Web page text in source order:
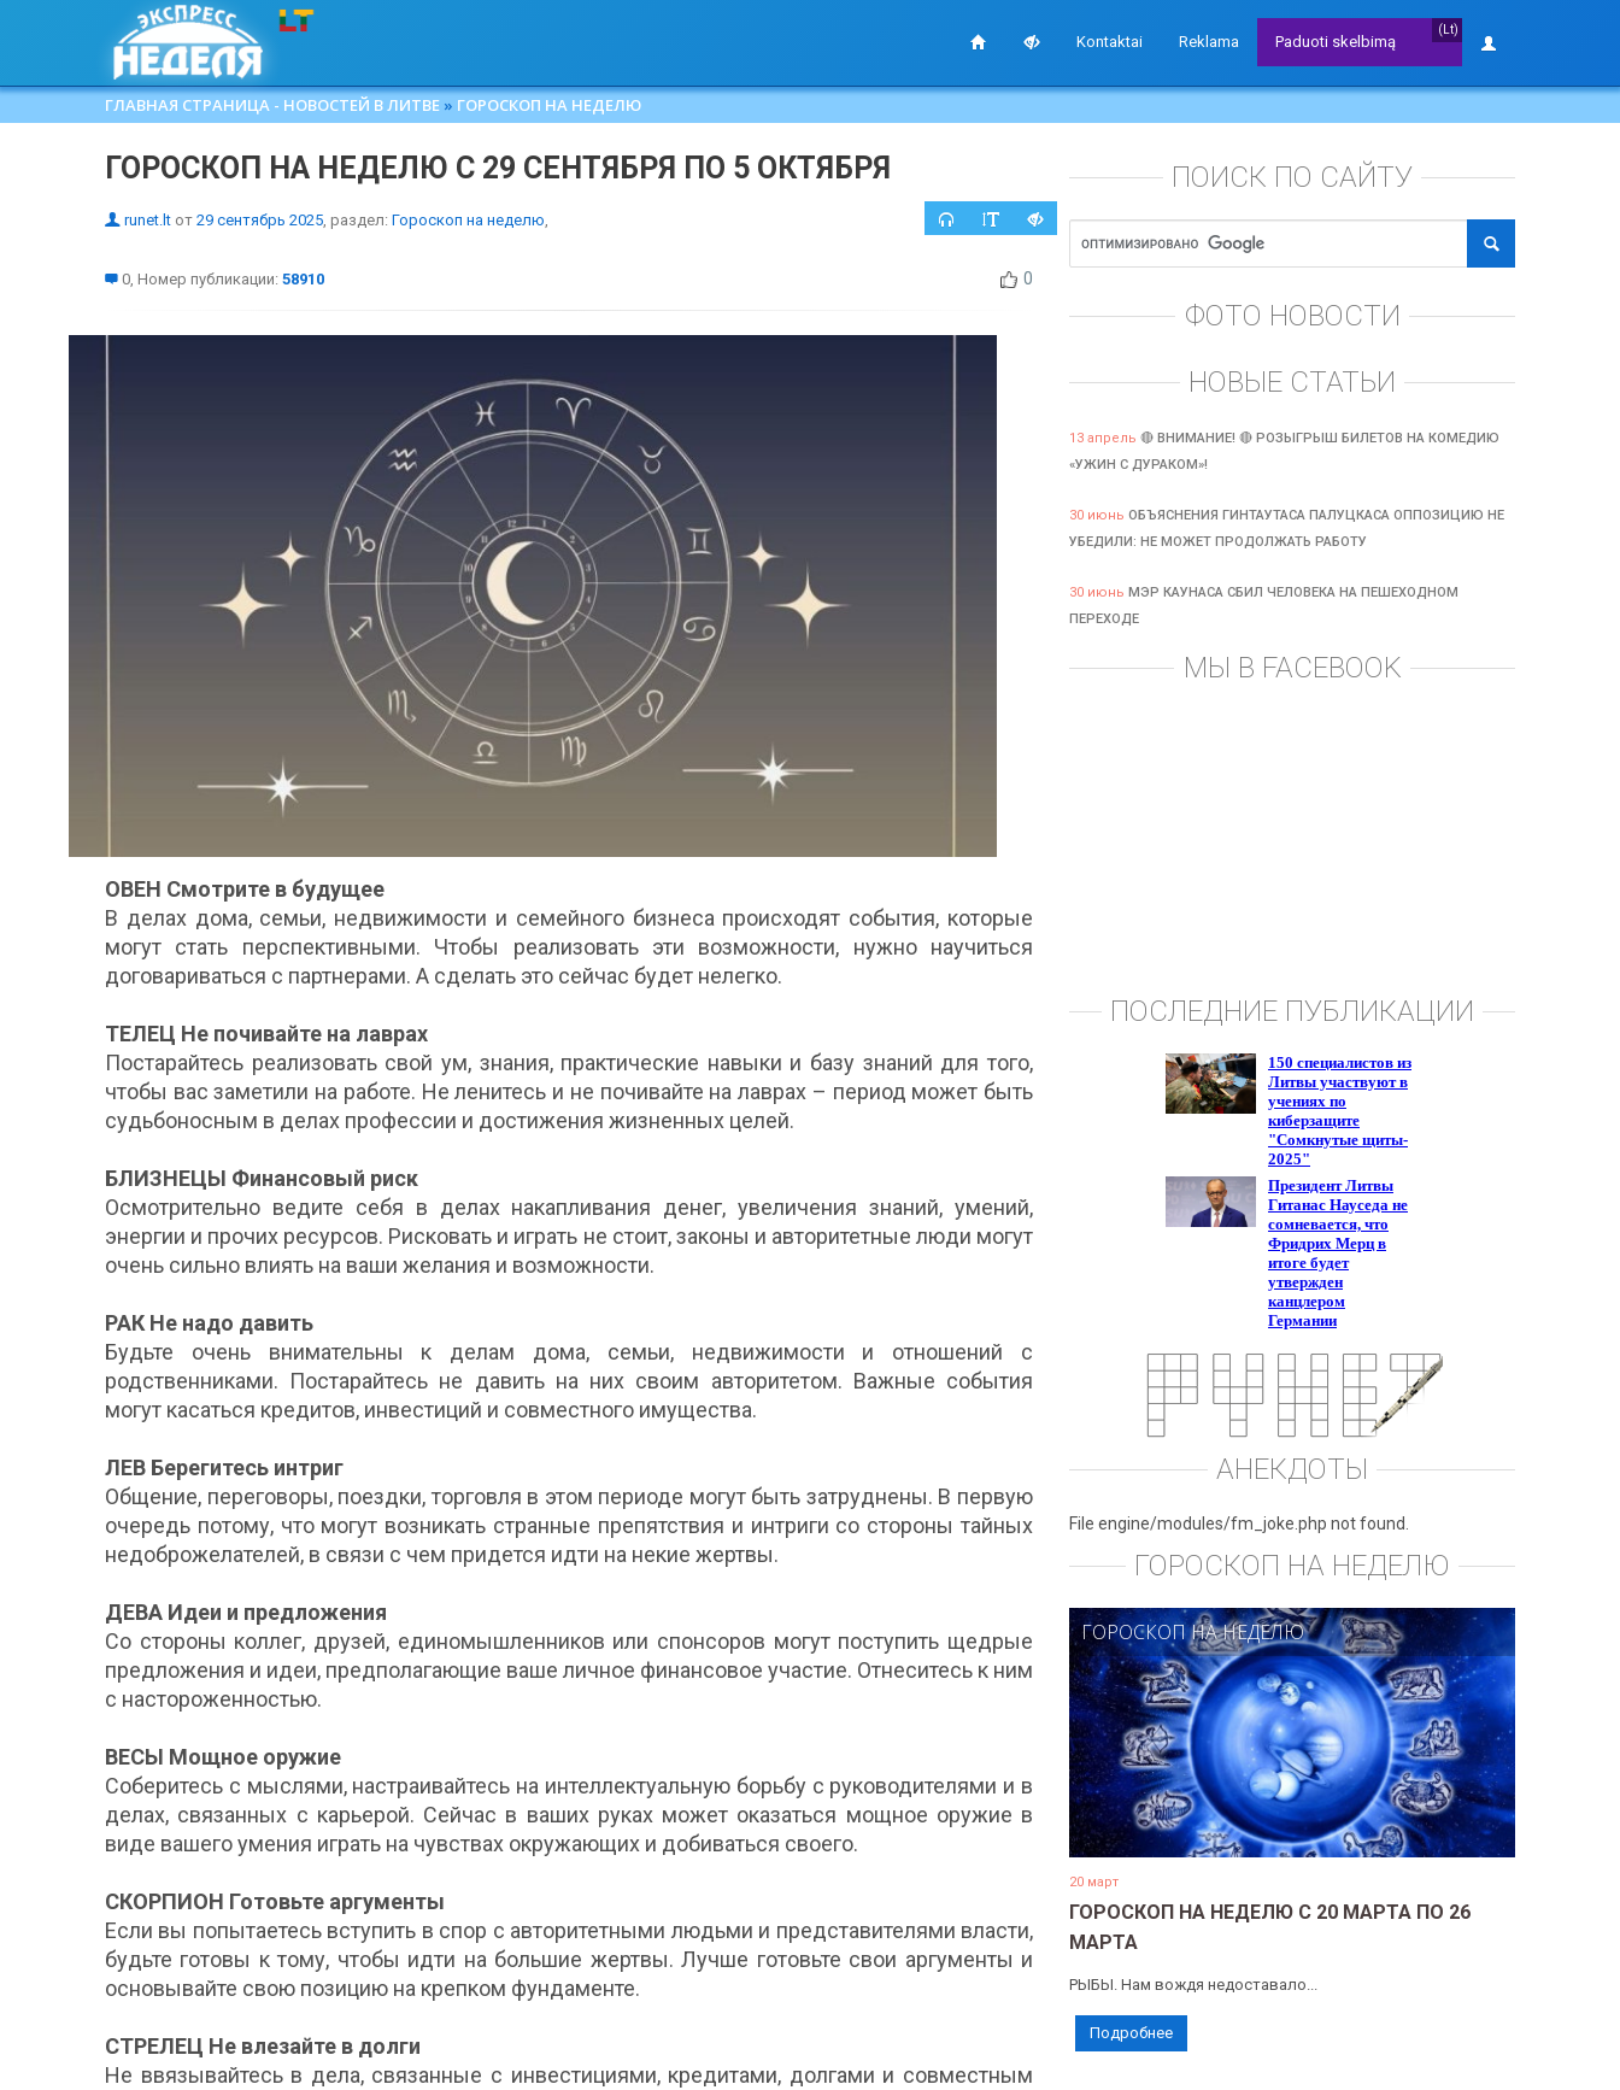
Kontaktai Reklama
(Lt)
Paduoti skelbimą
ГЛАВНАЯ СТРАНИЦА - НОВОСТЕЙ В ЛИТВЕ » ГОРОСКОП НА НЕДЕЛЮ
ГОРОСКОП НА НЕДЕЛЮ С 29 СЕНТЯБРЯ ПО 5 ОКТЯБРЯ
runet.lt от 29 сентябрь 2025, раздел: Гороскоп на неделю,
0, Номер публикации: 58910 0
ОВЕН Смотрите в будущее
В делах дома, семьи, недвижимости и семейного бизнеса происходят события, которые
могут стать перспективными. Чтобы реализовать эти возможности, нужно научиться
договариваться с партнерами. А сделать это сейчас будет нелегко.
ТЕЛЕЦ Не почивайте на лаврах
Постарайтесь реализовать свой ум, знания, практические навыки и базу знаний для того,
чтобы вас заметили на работе. Не ленитесь и не почивайте на лаврах – период может быть
судьбоносным в делах профессии и достижения жизненных целей.
БЛИЗНЕЦЫ Финансовый риск
Осмотрительно ведите себя в делах накапливания денег, увеличения знаний, умений,
энергии и прочих ресурсов. Рисковать и играть не стоит, законы и авторитетные люди могут
очень сильно влиять на ваши желания и возможности.
РАК Не надо давить
Будьте очень внимательны к делам дома, семьи, недвижимости и отношений с
родственниками. Постарайтесь не давить на них своим авторитетом. Важные события
могут касаться кредитов, инвестиций и совместного имущества.
ЛЕВ Берегитесь интриг
Общение, переговоры, поездки, торговля в этом периоде могут быть затруднены. В первую
очередь потому, что могут возникать странные препятствия и интриги со стороны тайных
недоброжелателей, в связи с чем придется идти на некие жертвы.
ДЕВА Идеи и предложения
Со стороны коллег, друзей, единомышленников или спонсоров могут поступить щедрые
предложения и идеи, предполагающие ваше личное финансовое участие. Отнеситесь к ним
с настороженностью.
ВЕСЫ Мощное оружие
Соберитесь с мыслями, настраивайтесь на интеллектуальную борьбу с руководителями и в
делах, связанных с карьерой. Сейчас в ваших руках может оказаться мощное оружие в
виде вашего умения играть на чувствах окружающих и добиваться своего.
СКОРПИОН Готовьте аргументы
Если вы попытаетесь вступить в спор с авторитетными людьми и представителями власти,
будьте готовы к тому, чтобы идти на большие жертвы. Лучше готовьте свои аргументы и
основывайте свою позицию на крепком фундаменте.
СТРЕЛЕЦ Не влезайте в долги
Не ввязывайтесь в дела, связанные с инвестициями, кредитами, долгами и совместным
ПОИСК ПО САЙТУ
ФОТО НОВОСТИ
НОВЫЕ СТАТЬИ
13 апрель 🔴 ВНИМАНИЕ! 🔴 РОЗЫГРЫШ БИЛЕТОВ НА КОМЕДИЮ
«УЖИН С ДУРАКОМ»!
30 июнь ОБЪЯСНЕНИЯ ГИНТАУТАСА ПАЛУЦКАСА ОППОЗИЦИЮ НЕ
УБЕДИЛИ: НЕ МОЖЕТ ПРОДОЛЖАТЬ РАБОТУ
30 июнь МЭР КАУНАСА СБИЛ ЧЕЛОВЕКА НА ПЕШЕХОДНОМ
ПЕРЕХОДЕ
МЫ В FACEBOOK
ПОСЛЕДНИЕ ПУБЛИКАЦИИ
АНЕКДОТЫ
File engine/modules/fm_joke.php not found.
ГОРОСКОП НА НЕДЕЛЮ
ГОРОСКОП НА НЕДЕЛЮ
20 март
ГОРОСКОП НА НЕДЕЛЮ С 20 МАРТА ПО 26
МАРТА
РЫБЫ. Нам вождя недоставало...
Подробнее